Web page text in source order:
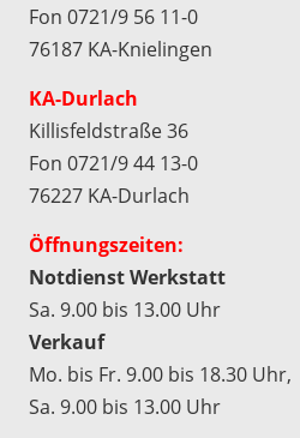
Fon 0721/9 56 11-0
76187 KA-Knielingen
KA-Durlach
Killisfeldstraße 36
Fon 0721/9 44 13-0
76227 KA-Durlach
Öffnungszeiten:
Notdienst Werkstatt
Sa. 9.00 bis 13.00 Uhr
Verkauf
Mo. bis Fr. 9.00 bis 18.30 Uhr,
Sa. 9.00 bis 13.00 Uhr